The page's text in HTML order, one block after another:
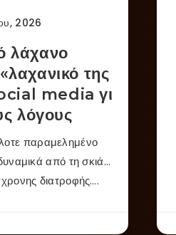
2026
λάχανο
της
media γι
λόγους
παραμελημένο
από τη σκιά…
διατροφής….